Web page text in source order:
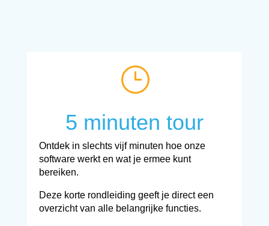
}
5 minuten tour
Ontdek in slechts vijf minuten hoe onze
software werkt en wat je ermee kunt
bereiken.
Deze korte rondleiding geeft je direct een
overzicht van alle belangrijke functies.